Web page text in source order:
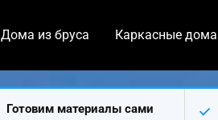
Дома из бруса Каркасные дома
Готовим материалы сами